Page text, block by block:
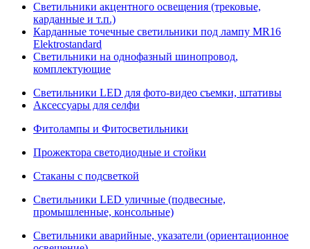
Светильники акцентного освещения (трековые,
карданные и т.п.)
Карданные точечные светильники под лампу MR16
Elektrostandard
Светильники на однофазный шинопровод,
комплектующие
Светильники LED для фото-видео съемки, штативы
Аксессуары для селфи
Фитолампы и Фитосветильники
Прожектора светодиодные и стойки
Стаканы с подсветкой
Светильники LED уличные (подвесные,
промышленные, консольные)
Светильники аварийные, указатели (ориентационное